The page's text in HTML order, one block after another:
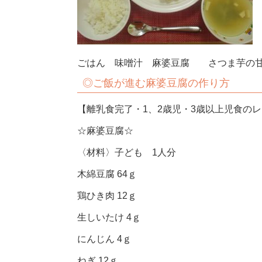
ごはん 味噌汁 麻婆豆腐 さつま芋の
◎ご飯が進む麻婆豆腐の作り方
【離乳食完了・1、2歳児・3歳以上児食のレ
☆麻婆豆腐☆
〈材料〉子ども 1人分
木綿豆腐 64ｇ
鶏ひき肉 12ｇ
生しいたけ 4ｇ
にんじん 4ｇ